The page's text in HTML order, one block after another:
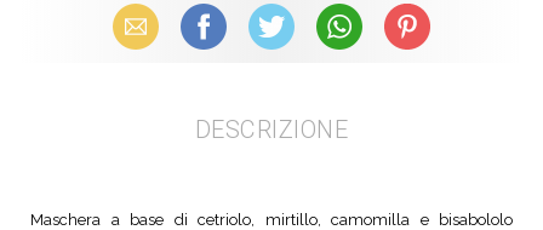
Email Facebook X (Twitter) WhatsAppPinterest
DESCRIZIONE
Maschera a base di cetriolo, mirtillo, camomilla e bisabololo